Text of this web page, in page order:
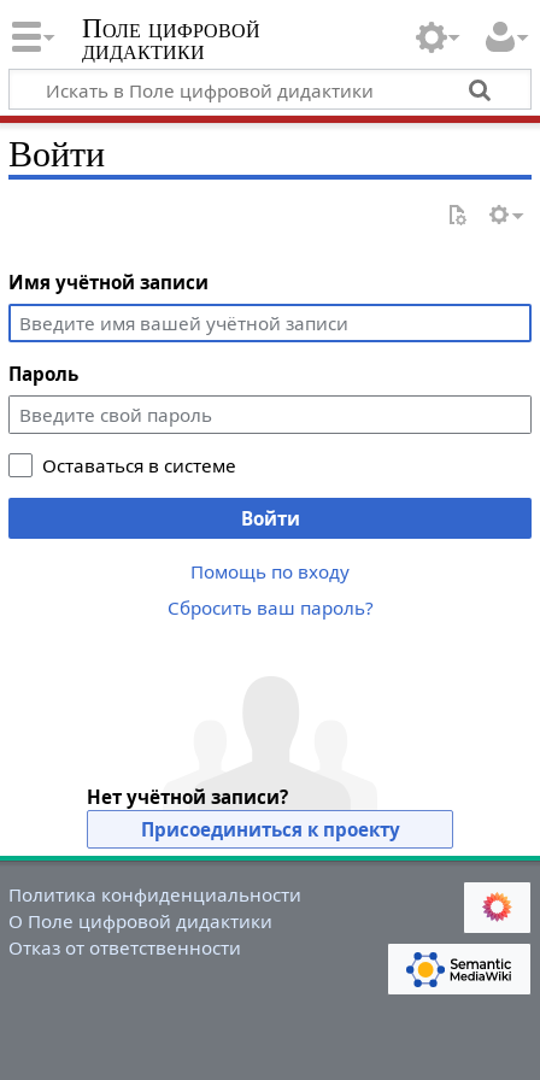
Поле цифровой
дидактики
Войти
Имя учётной записи
Пароль
Оставаться в системе
Войти
Помощь по входу
Сбросить ваш пароль?
Нет учётной записи?
Присоединиться к проекту
Политика конфиденциальности
О Поле цифровой дидактики
Отказ от ответственности